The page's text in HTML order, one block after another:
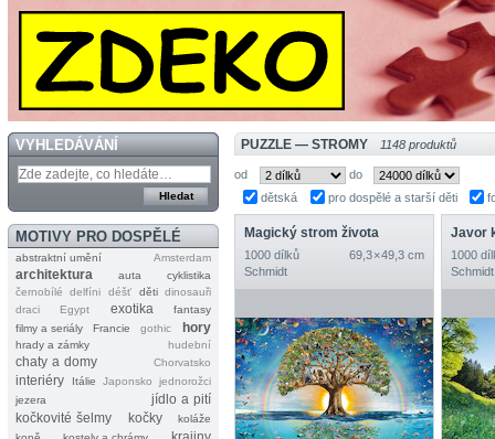
VYHLEDÁVÁNÍ
MOTIVY PRO DOSPĚLÉ
abstraktní umění Amsterdam
architektura auta
cyklistika
černobílé
delfíni déšť děti dinosauři
draci
Egypt exotika
fantasy
filmy a seriály
Francie gothic hory
hrady a zámky hudební
chaty a domy Chorvatsko
interiéry Itálie Japonsko
jednorožci
jezera
jídlo a pití
kočkovité šelmy
kočky
koláže
PUZZLE — STROMY 1148 produktů
od
do
dětská
pro dospělé a starší děti
Magický strom života
1000 dílků
69,3 × 49,3 cm
Schmidt
1000
Schmidt